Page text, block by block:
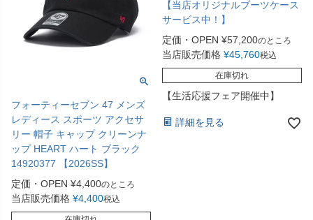
フォーティーセブン 47 メンズ
レディース スポーツ アクセサ
リー 帽子 キャップ クリーンナ
ップ HEART ハート ブラック
14920377 【2026SS】
定価・OPEN ¥4,400のところ
当店販売価格 ¥4,400税込
【当店オリジナルブーツケース
サービス中！】
定価・OPEN ¥57,200のところ
当店販売価格 ¥45,760税込
在庫切れ
【生活応援フェア開催中】
詳細を見る